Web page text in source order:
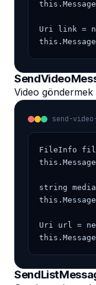
Uri link =
Video
send-
FileInfo file
string
Uri url =